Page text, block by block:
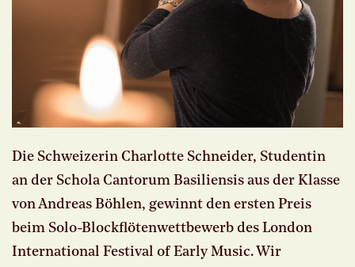
Die Schweizerin Charlotte Schneider, Studentin
an der Schola Cantorum Basiliensis aus der Klasse
von Andreas Böhlen, gewinnt den ersten Preis
beim Solo-Blockflötenwettbewerb des London
International Festival of Early Music. Wir